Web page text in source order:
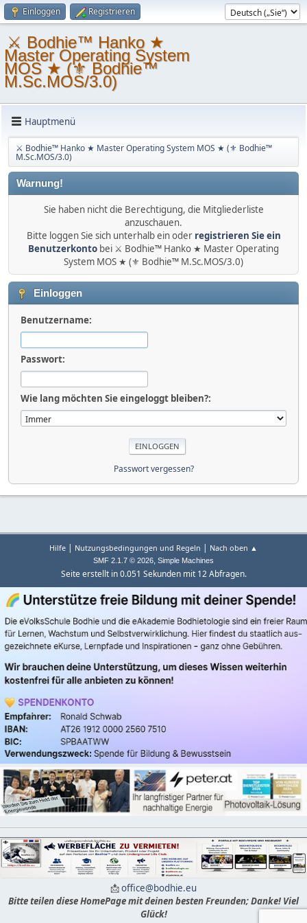
Einloggen Registrieren
⚔ Bodhie™ Hanko ★
Master Operating System
MOS ★ (⚜ Bodhie™
M.Sc.MOS/3.0)
Hauptmenü
⚔ Bodhie™ Hanko ★ Master Operating System MOS ★ (⚜ Bodhie™
M.Sc.MOS/3.0)
Warnung!
Sie haben nicht die Berechtigung, die Mitgliederliste
anzuschauen.
Bitte loggen Sie sich unterhalb ein oder registrieren Sie ein
Benutzerkonto bei ⚔ Bodhie™ Hanko ★ Master Operating
System MOS ★ (⚜ Bodhie™ M.Sc.MOS/3.0)
Einloggen
Benutzername:
Passwort:
Wie lang möchten Sie eingeloggt bleiben?:
Passwort vergessen?
Hilfe | Nutzungsbedingungen und Regeln | Nach oben ▲
SMF 2.1.7 © 2026, Simple Machines
Seite erstellt in 0.051 Sekunden mit 12 Abfragen.
📩office@bodhie.eu
Bitte teilen diese HomePage mit deinen besten Freunden; Danke! Viel
Glück!